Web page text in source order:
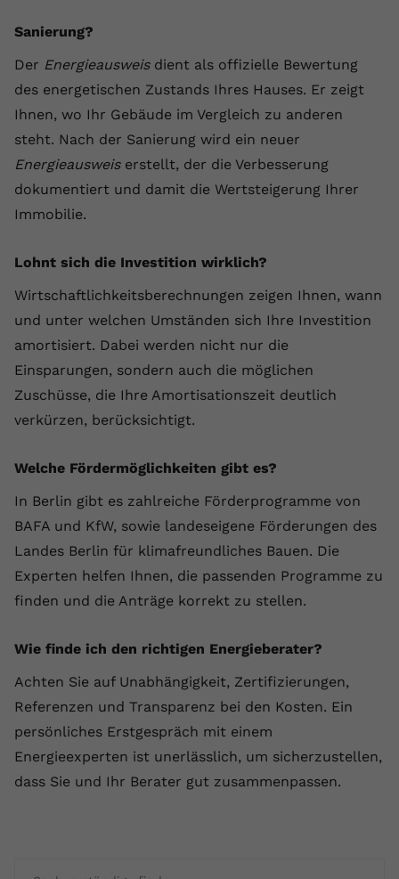
Sanierung?
Der Energieausweisdient als offizielle Bewertung
des energetischen Zustands Ihres Hauses. Er zeigt
Ihnen, wo Ihr Gebäude im Vergleich zu anderen
steht. Nach der Sanierung wird ein neuer
Energieausweiserstellt, der die Verbesserung
dokumentiert und damit die Wertsteigerung Ihrer
Immobilie.
Lohnt sich die Investition wirklich?
Wirtschaftlichkeitsberechnungen zeigen Ihnen, wann
und unter welchen Umständen sich Ihre Investition
amortisiert. Dabei werden nicht nur die
Einsparungen, sondern auch die möglichen
Zuschüsse, die Ihre Amortisationszeit deutlich
verkürzen, berücksichtigt.
Welche Fördermöglichkeiten gibt es?
In Berlin gibt es zahlreiche Förderprogramme von
BAFA und KfW, sowie landeseigene Förderungen des
Landes Berlin für klimafreundliches Bauen. Die
Experten helfen Ihnen, die passenden Programme zu
finden und die Anträge korrekt zu stellen.
Wie finde ich den richtigen Energieberater?
Achten Sie auf Unabhängigkeit, Zertifizierungen,
Referenzen und Transparenz bei den Kosten. Ein
persönliches Erstgespräch mit einem
Energieexperten ist unerlässlich, um sicherzustellen,
dass Sie und Ihr Berater gut zusammenpassen.